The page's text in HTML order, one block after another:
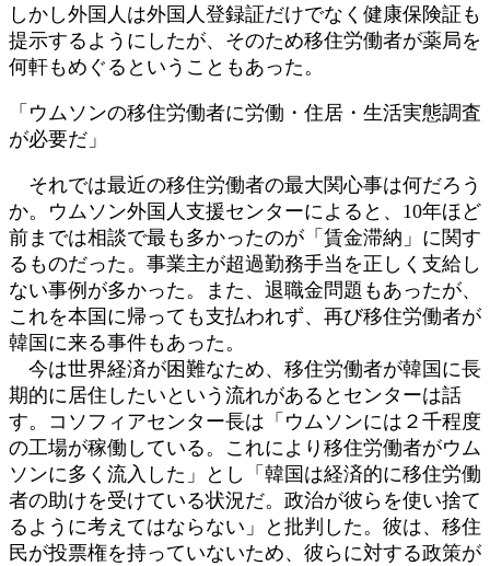
しかし外国人は外国人登録証だけでなく健康保険証も
提示するようにしたが、そのため移住労働者が薬局を
何軒もめぐるということもあった。
「ウムソンの移住労働者に労働・住居・生活実態調査
が必要だ」
それでは最近の移住労働者の最大関心事は何だろう
か。ウムソン外国人支援センターによると、10年ほど
前までは相談で最も多かったのが「賃金滞納」に関す
るものだった。事業主が超過勤務手当を正しく支給し
ない事例が多かった。また、退職金問題もあったが、
これを本国に帰っても支払われず、再び移住労働者が
韓国に来る事件もあった。
今は世界経済が困難なため、移住労働者が韓国に長
期的に居住したいという流れがあるとセンターは話
す。コソフィアセンター長は「ウムソンには２千程度
の工場が稼働している。これにより移住労働者がウム
ソンに多く流入した」とし「韓国は経済的に移住労働
者の助けを受けている状況だ。政治が彼らを使い捨て
るように考えてはならない」と批判した。彼は、移住
民が投票権を持っていないため、彼らに対する政策が